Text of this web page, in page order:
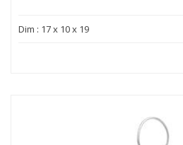
Dim : 17 x 10 x 19